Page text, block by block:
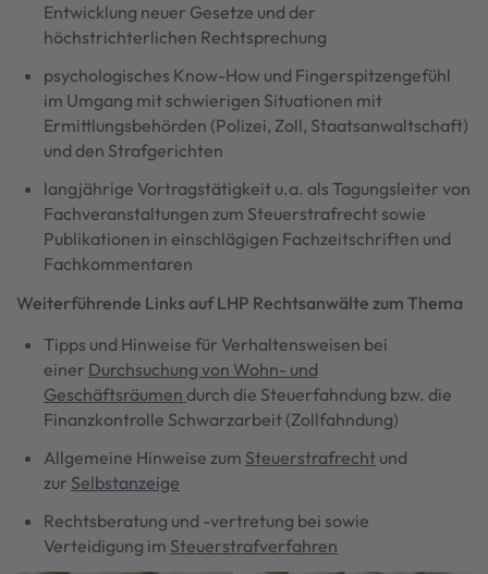
Entwicklung neuer Gesetze und der
höchstrichterlichen Rechtsprechung
psychologisches Know-How und Fingerspitzengefühl
im Umgang mit schwierigen Situationen mit
Ermittlungsbehörden (Polizei, Zoll, Staatsanwaltschaft)
und den Strafgerichten
langjährige Vortragstätigkeit u.a. als Tagungsleiter von
Fachveranstaltungen zum Steuerstrafrecht sowie
Publikationen in einschlägigen Fachzeitschriften und
Fachkommentaren
Weiterführende Links auf LHP Rechtsanwälte zum Thema
Tipps und Hinweise für Verhaltensweisen bei
einer Durchsuchung von Wohn- und
Geschäftsräumen durch die Steuerfahndung bzw. die
Finanzkontrolle Schwarzarbeit (Zollfahndung)
Allgemeine Hinweise zum Steuerstrafrecht und
zur Selbstanzeige
Rechtsberatung und -vertretung bei sowie
Verteidigung im Steuerstrafverfahren